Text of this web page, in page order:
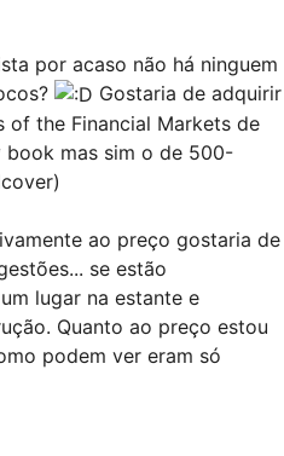
por acaso não há ninguem
Gostaria de adquirir
of the Financial Markets de
mas sim o de 500-
ao preço gostaria de
se estão
lugar na estante e
Quanto ao preço estou
podem ver eram só